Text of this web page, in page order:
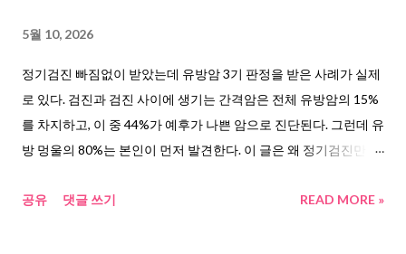
를 분석한 결과 , 헬리코박터균 감염자는 비감염자보다 위암 발생
만으로 위암이 발생할 수 있다는 사실이 확인됐다. 한국 성인의 약
44%가 이 균에 감염되어 있다. 두 번째, 한국인의 나트륨 과잉 섭취
다. 한겨레 건강 보도 에 따르면 한국인의 하...
5월 10, 2026
정기검진 빠짐없이 받았는데 유방암 3기 판정을 받은 사례가 실제
로 있다. 검진과 검진 사이에 생기는 간격암은 전체 유방암의 15%
를 차지하고, 이 중 44%가 예후가 나쁜 암으로 진단된다. 그런데 유
방 멍울의 80%는 본인이 먼저 발견한다. 이 글은 왜 정기검진만으
는지를 정리해본다. 검진 받았는데 왜 나한테 이런 일이 생긴 걸까
공유 댓글 쓰기 READ MORE »